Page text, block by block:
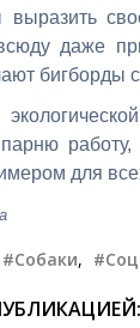
выразить
даже
бигборды
для
#Собаки,